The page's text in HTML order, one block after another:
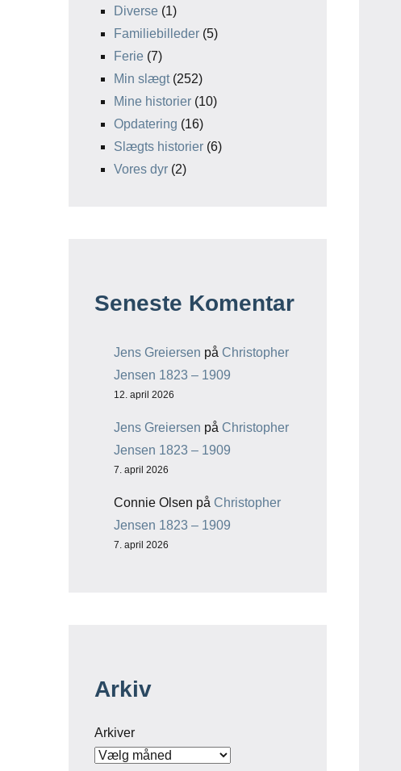
Diverse (1)
Familiebilleder (5)
Ferie (7)
Min slægt(252)
Mine historier (10)
Opdatering (16)
Slægts historier (6)
Vores dyr (2)
Seneste Komentar
Jens Greiersen på Christopher
Jensen 1823 – 1909
12. april 2026
Jens Greiersen på Christopher
Jensen 1823 – 1909
7. april 2026
Connie Olsen på Christopher
Jensen 1823 – 1909
7. april 2026
Arkiv
Arkiver